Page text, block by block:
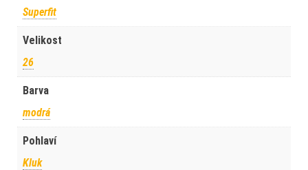
Superfit
Velikost
26
Barva
modrá
Pohlaví
Kluk